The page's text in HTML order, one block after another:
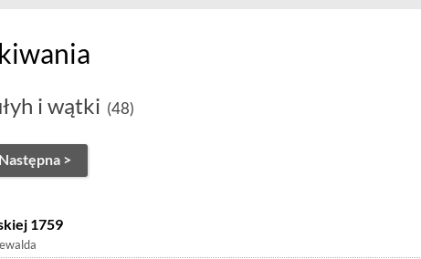
i wątki (48)
Następna >
1759